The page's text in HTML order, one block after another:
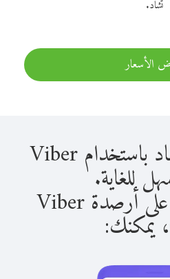
تشاد.
الأسعار
الاتصال على تشاد باستخدام Viber
بمجرد حصولك على أرصدة Viber